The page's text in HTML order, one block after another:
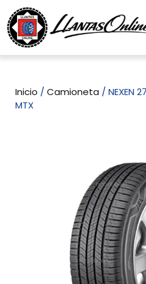
Inicio / Camioneta / NEXEN
MTX